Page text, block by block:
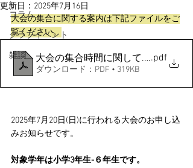
コラム
クラブイベント
雑談
更新日： 2025年7月16日
大会の集合に関する案内は下記ファイルをご
覧ください。
大会の集合時間に関して.docx (2)
.pdf
ダウンロード：PDF • 319KB
2025年7月20日(日)に行われる大会のお申し込
みお知らせです。
対象学年は小学3年生-６年生です。